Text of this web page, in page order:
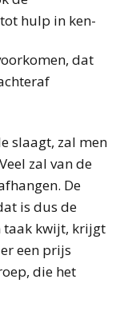
hulp in ken-
dat
slaagt, zal men
zal van de
De
is dus de
taak kwijt, krijgt
een prijs
die het